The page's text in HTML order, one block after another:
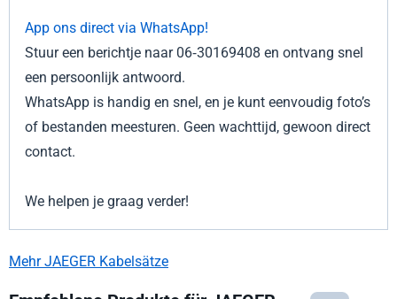
App ons direct via WhatsApp!
Stuur een berichtje naar 06‑30169408 en ontvang snel
een persoonlijk antwoord.
WhatsApp is handig en snel, en je kunt eenvoudig foto’s
of bestanden meesturen. Geen wachttijd, gewoon direct
contact.
We helpen je graag verder!
Mehr JAEGER Kabelsätze